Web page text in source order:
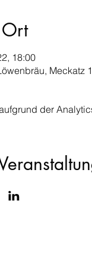
18:00
Meckatz
der